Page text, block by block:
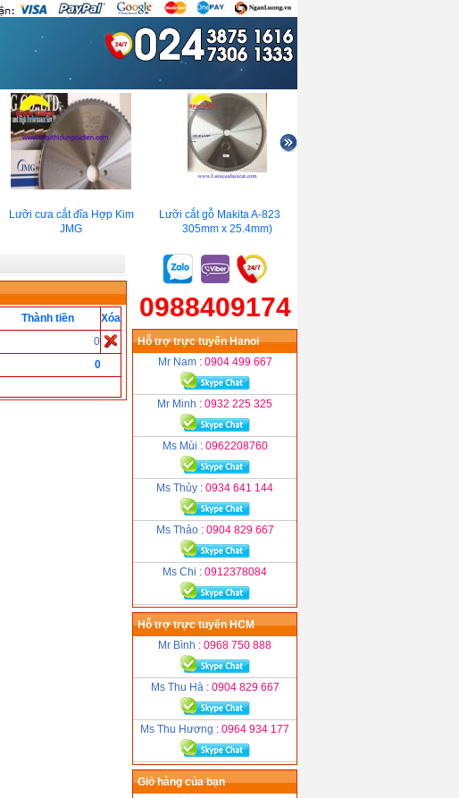
Lưỡi cưa cắt đĩa Hợp Kim
JMG
Lưỡi cắt gỗ Makita A-82339(
305mm x 25.4mm)
Thành tiền
Xóa
0
0
0988409174
Hỗ trợ trực tuyến Hanoi
Mr Nam : 0904 499 667
Mr Minh : 0932 225 325
Ms Mùi : 0962208760
Ms Thủy : 0934 641 144
Ms Thảo : 0904 829 667
Ms Chi : 0912378084
Hỗ trợ trực tuyến HCM
Mr Bình : 0968 750 888
Ms Thu Hà : 0904 829 667
Ms Thu Hương : 0964 934 177
Giỏ hàng của bạn